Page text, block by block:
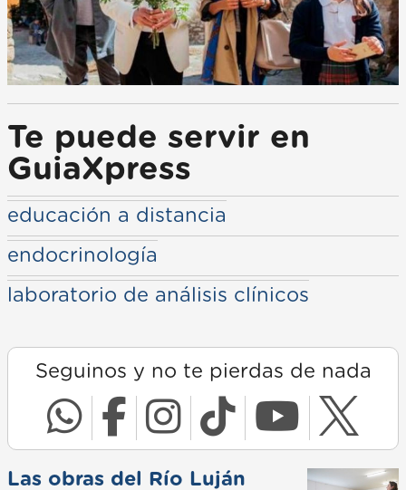
Te puede servir en
GuiaXpress
educación a distancia
endocrinología
laboratorio de análisis clínicos
Seguinos y no te pierdas de nada
Las obras del Río Luján